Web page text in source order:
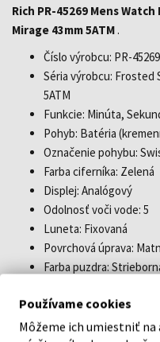
Rich PR-45269 Mens
Mirage 43mm 5ATM .
Číslo výrobcu: PR-45269
Séria výrobcu: Frosted
5ATM
Funkcie: Minúta,
Pohyb: Batéria
Označenie pohybu:
Farba ciferníka: Zelená
Displej: Analógový
Odolnosť voči vode: 5
Luneta: Fixovaná
Povrchová úprava:
Farba puzdra:
Hrúbka puzdra: 11
Tvar puzdra: Vankúš
Používame cookies
Môžeme ich umiestniť na